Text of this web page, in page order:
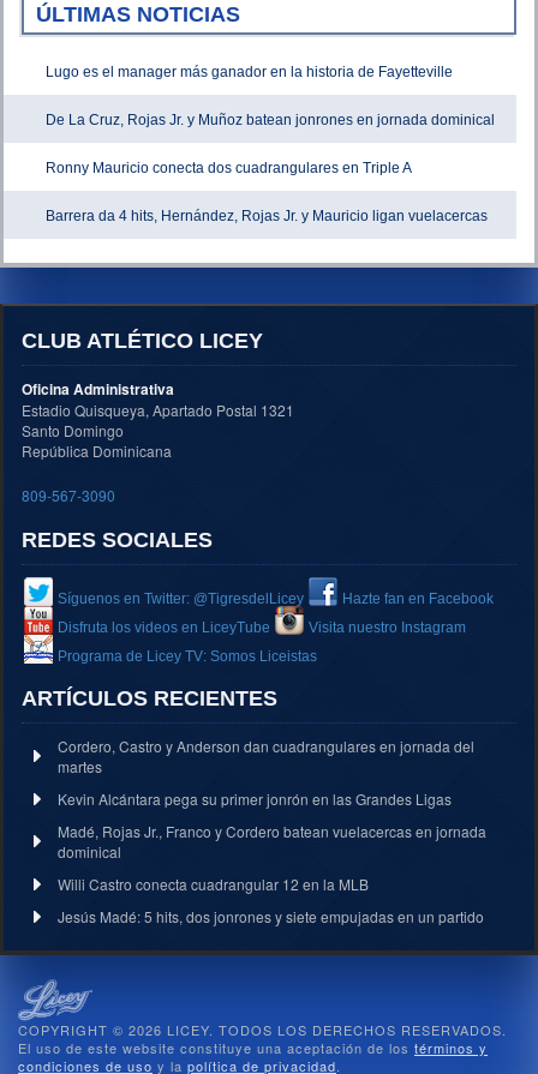
ÚLTIMAS NOTICIAS
Lugo es el manager más ganador en la historia de Fayetteville
De La Cruz, Rojas Jr. y Muñoz batean jonrones en jornada dominical
Ronny Mauricio conecta dos cuadrangulares en Triple A
Barrera da 4 hits, Hernández, Rojas Jr. y Mauricio ligan vuelacercas
CLUB ATLÉTICO LICEY
Oficina Administrativa
Estadio Quisqueya, Apartado Postal 1321
Santo Domingo
República Dominicana
809-567-3090
REDES SOCIALES
Síguenos en Twitter: @TigresdelLicey
Hazte fan en Facebook
Disfruta los videos en LiceyTube
Visita nuestro Instagram
Programa de Licey TV: Somos Liceistas
ARTÍCULOS RECIENTES
Cordero, Castro y Anderson dan cuadrangulares en jornada del
martes
Kevin Alcántara pega su primer jonrón en las Grandes Ligas
Madé, Rojas Jr., Franco y Cordero batean vuelacercas en jornada
dominical
Willi Castro conecta cuadrangular 12 en la MLB
Jesús Madé: 5 hits, dos jonrones y siete empujadas en un partido
COPYRIGHT © 2026 LICEY. TODOS LOS DERECHOS RESERVADOS.
El uso de este website constituye una aceptación de los términos y
condiciones de uso y la política de privacidad